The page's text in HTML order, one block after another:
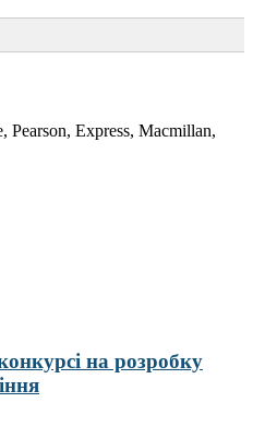
Express, Macmillan,
на розробку